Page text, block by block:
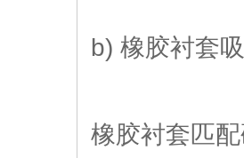
b) 橡胶衬套
橡胶衬套匹